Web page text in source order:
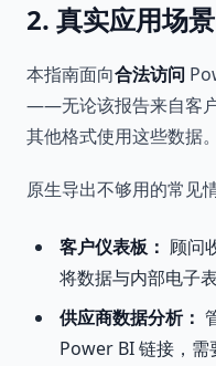
2. 真实应用场景
本指南面向合法访问
——无论该报告来自客
其他格式使用这些数据。
原生导出不够用的常见
客户仪表板： 顾问
将数据与内部电子
供应商数据分析：
Power BI 链接，需